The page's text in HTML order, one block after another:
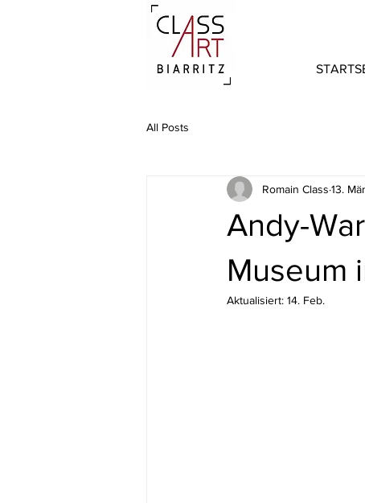
All Posts
Andy-
Museum
Romain Class 13.
Aktualisiert: 14. Feb.